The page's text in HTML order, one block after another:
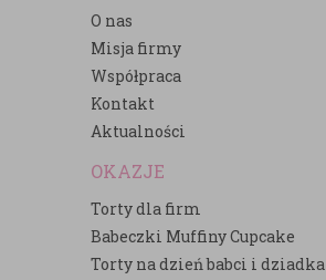
O nas
Misja firmy
Współpraca
Kontakt
Aktualności
OKAZJE
Torty dla firm
Babeczki Muffiny Cupcake
Torty na dzień babci i dziadka